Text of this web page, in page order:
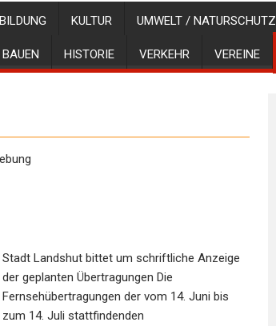
BILDUNG KULTUR UMWELT / NATURSCHUTZ
BAUEN HISTORIE VERKEHR VEREINE
Stadt Landshut bittet um schriftliche Anzeige
der geplanten Übertragungen Die
Fernsehübertragungen der vom 14. Juni bis
zum 14. Juli stattfindenden